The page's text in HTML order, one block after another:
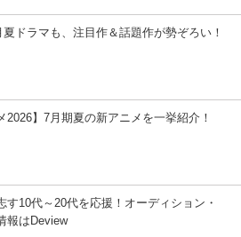
夏ドラマも、注目作＆話題作が勢ぞろい！
2026】7月期夏の新アニメを一挙紹介！
す10代～20代を応援！オーディション・
報はDeview